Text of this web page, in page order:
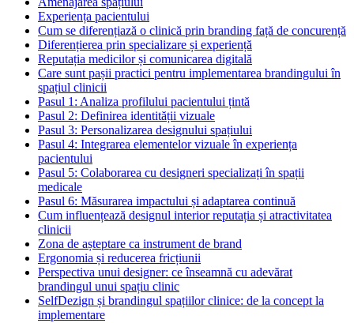
Experiența pacientului
Cum se diferențiază o clinică prin branding față de concurență
Diferențierea prin specializare și experiență
Reputația medicilor și comunicarea digitală
Care sunt pașii practici pentru implementarea brandingului în
spațiul clinicii
Pasul 1: Analiza profilului pacientului țintă
Pasul 2: Definirea identității vizuale
Pasul 3: Personalizarea designului spațiului
Pasul 4: Integrarea elementelor vizuale în experiența
pacientului
Pasul 5: Colaborarea cu designeri specializați în spații
medicale
Pasul 6: Măsurarea impactului și adaptarea continuă
Cum influențează designul interior reputația și atractivitatea
clinicii
Zona de așteptare ca instrument de brand
Ergonomia și reducerea fricțiunii
Perspectiva unui designer: ce înseamnă cu adevărat
brandingul unui spațiu clinic
SelfDezign și brandingul spațiilor clinice: de la concept la
implementare